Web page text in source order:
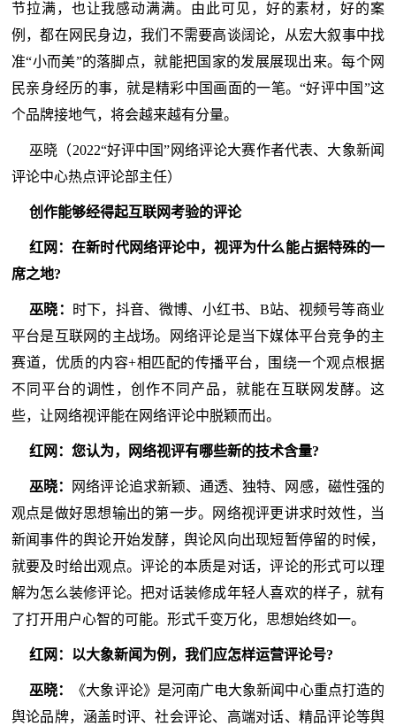
节拉满，也让我感动满满。由此可见，好的素材，好的案
例，都在网民身边，我们不需要高谈阔论，从宏大叙事中找
准“小而美”的落脚点，就能把国家的发展展现出来。每个网
民亲身经历的事，就是精彩中国画面的一笔。“好评中国”这
个品牌接地气，将会越来越有分量。
巫晓（2022“好评中国”网络评论大赛作者代表、大象新闻
评论中心热点评论部主任）
创作能够经得起互联网考验的评论
红网：在新时代网络评论中，视评为什么能占据特殊的一
席之地?
巫晓：
时下，抖音、微博、小红书、B站、视频号等商业
平台是互联网的主战场。网络评论是当下媒体平台竞争的主
赛道，优质的内容+相匹配的传播平台，围绕一个观点根据
不同平台的调性，创作不同产品，就能在互联网发酵。这
些，让网络视评能在网络评论中脱颖而出。
红网：您认为，网络视评有哪些新的技术含量?
巫晓：
网络评论追求新颖、通透、独特、网感，磁性强的
观点是做好思想输出的第一步。网络视评更讲求时效性，当
新闻事件的舆论开始发酵，舆论风向出现短暂停留的时候，
就要及时给出观点。评论的本质是对话，评论的形式可以理
解为怎么装修评论。把对话装修成年轻人喜欢的样子，就有
了打开用户心智的可能。形式千变万化，思想始终如一。
红网：以大象新闻为例，我们应怎样运营评论号?
巫晓：
《大象评论》是河南广电大象新闻中心重点打造的
舆论品牌，涵盖时评、社会评论、高端对话、精品评论等舆